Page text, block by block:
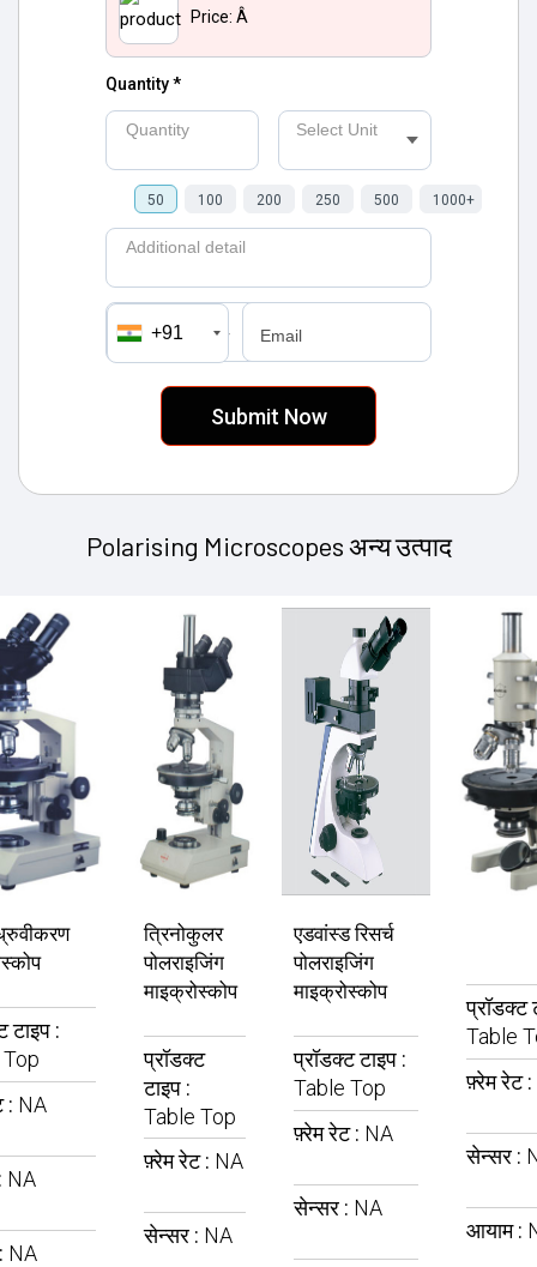
Price:Â
Quantity *
Quantity Select Unit
50 100 200 250 500 1000+
Additional detail
+91
मोबाइल number Email
Polarising Microscopes अन्य उत्पाद
टाइप :
: NA
NA
NA
त्रिनोकुलर
पोलराइजिंग
माइक्रोस्कोप
प्रॉडक्ट
टाइप :
Table Top
फ़्रेम रेट : NA
सेन्सर : NA
एडवांस्ड रिसर्च
पोलराइजिंग
माइक्रोस्कोप
प्रॉडक्ट टाइप :
Table Top
फ़्रेम रेट : NA
सेन्सर : NA
प्रॉडक्ट
Table
फ़्रेम रेट :
सेन्सर :
आयाम :